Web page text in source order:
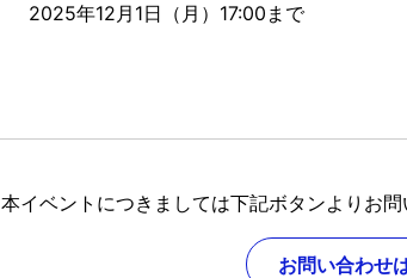
2025年12月1日（月）17:00まで
本イベントにつきましては下記ボタンよりお
お問い合わせ